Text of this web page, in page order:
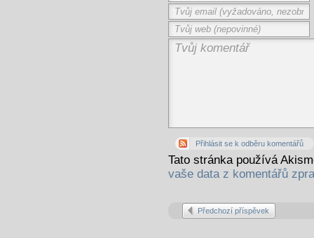
Přihlásit se k odběru komentářů
Tato stránka používá
vaše data z komentářů
Předchozí příspěvek